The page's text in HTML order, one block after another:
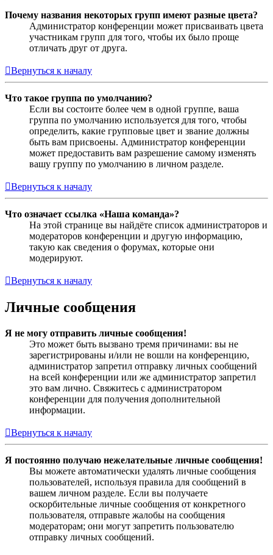
Почему названия некоторых групп имеют разные цвета?
Администратор конференции может присваивать цвета
участникам групп для того, чтобы их было проще
отличать друг от друга.
Вернуться к началу
Что такое группа по умолчанию?
Если вы состоите более чем в одной группе, ваша
группа по умолчанию используется для того, чтобы
определить, какие групповые цвет и звание должны
быть вам присвоены. Администратор конференции
может предоставить вам разрешение самому изменять
вашу группу по умолчанию в личном разделе.
Вернуться к началу
Что означает ссылка «Наша команда»?
На этой странице вы найдёте список администраторов и
модераторов конференции и другую информацию,
такую как сведения о форумах, которые они
модерируют.
Вернуться к началу
Личные сообщения
Я не могу отправить личные сообщения!
Это может быть вызвано тремя причинами: вы не
зарегистрированы и/или не вошли на конференцию,
администратор запретил отправку личных сообщений
на всей конференции или же администратор запретил
это вам лично. Свяжитесь с администратором
конференции для получения дополнительной
информации.
Вернуться к началу
Я постоянно получаю нежелательные личные сообщения!
Вы можете автоматически удалять личные сообщения
пользователей, используя правила для сообщений в
вашем личном разделе. Если вы получаете
оскорбительные личные сообщения от конкретного
пользователя, отправьте жалобы на сообщения
модераторам; они могут запретить пользователю
отправку личных сообщений.